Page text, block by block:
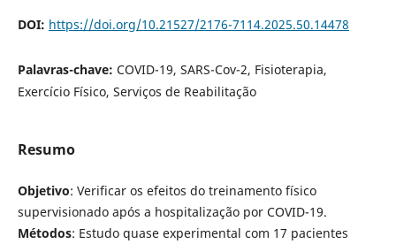
DOI: https://doi.org/10.21527/2176-7114.2025.50.14478
Palavras-chave: COVID-19, SARS-Cov-2, Fisioterapia,
Exercício Físico, Serviços de Reabilitação
Resumo
Objetivo: Verificar os efeitos do treinamento físico
supervisionado após a hospitalização por COVID-19.
Métodos: Estudo quase experimental com 17 pacientes